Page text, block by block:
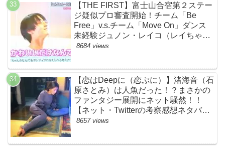
【THE FIRST】富士山合宿第２ステー
ジ疑似プロ審査開始！チーム「Be
Free」v.s.チーム「Move On」ダンス
未経験ジュノン・レイコ（レイちゃ
ん）頑張れ！ルイルイかわいすぎる
BE:FIRST・ビーファースト】
8684 views
【恋はDeepに（恋ぷに）】渚海音（石
原さとみ）は人魚だった！？まさかの
ファンタジー展開にネット騒然！！
【ネット・Twitterの考察感想ネタバレ
評価評判あらすじまとめ】
8657 views